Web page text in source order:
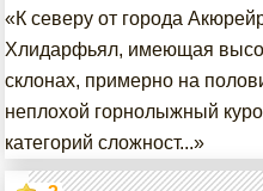
«К северу от города
Хлидарфьял, имеющая
склонах, примерно на
неплохой горнолыжный
категорий сложност...»